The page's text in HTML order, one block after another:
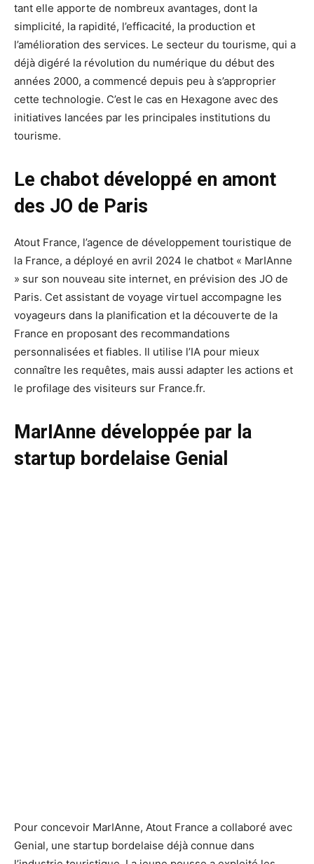
tant elle apporte de nombreux avantages, dont la
simplicité, la rapidité, l’efficacité, la production et
l’amélioration des services. Le secteur du tourisme, qui a
déjà digéré la révolution du numérique du début des
années 2000, a commencé depuis peu à s’approprier
cette technologie. C’est le cas en Hexagone avec des
initiatives lancées par les principales institutions du
tourisme.
Le chabot développé en amont
des JO de Paris
Atout France, l’agence de développement touristique de
la France, a déployé en avril 2024 le chatbot « MarIAnne
» sur son nouveau site internet, en prévision des JO de
Paris. Cet assistant de voyage virtuel accompagne les
voyageurs dans la planification et la découverte de la
France en proposant des recommandations
personnalisées et fiables. Il utilise l’IA pour mieux
connaître les requêtes, mais aussi adapter les actions et
le profilage des visiteurs sur France.fr.
MarIAnne développée par la
startup bordelaise Genial
Pour concevoir MarIAnne, Atout France a collaboré avec
Genial, une startup bordelaise déjà connue dans